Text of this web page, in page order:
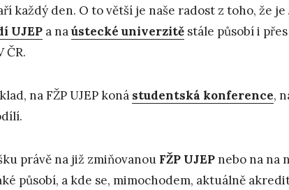
každý den. O to větší je naše radost z toho, že je
UJEP a naústecké univerzitě stále působí i
ČR.
na FŽP UJEP koná studentská konference,
právě na již zmiňovanou FŽP UJEPnebo na na
působí, a kde se, mimochodem, aktuálně